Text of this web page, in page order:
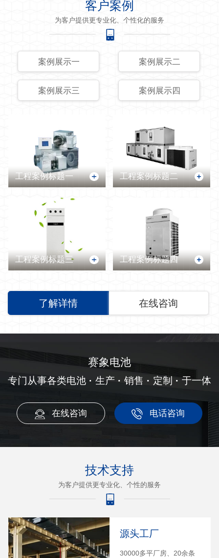
客户案例
为客户提供更专业化、个性化的服务
案例展示一 案例展示二
案例展示三 案例展示四
工程案例标题一 工程案例标题二
工程案例标题三 工程案例标题四
了解详情 在线咨询
赛象电池
专门从事各类电池 · 生产 · 销售 · 定制 · 于一体
在线咨询 电话咨询
技术支持
为客户提供更专业化、个性的服务
源头工厂
30000多平厂房、20余条